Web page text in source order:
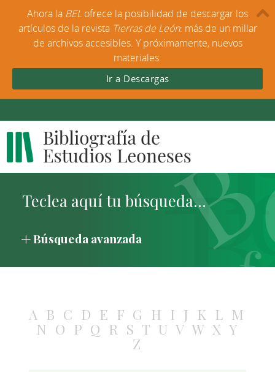
Búsqueda avanzada
A B C D E F G H I J K L M
N O P Q R S T U V W X Y
Z
Ahora la BEL ofrece la posibilidad de descargar los
artículos de la revista Tierras de León: más de un millar
de archivos accesibles. Y próximamente, nuevos
materiales.
Ir a Descargas